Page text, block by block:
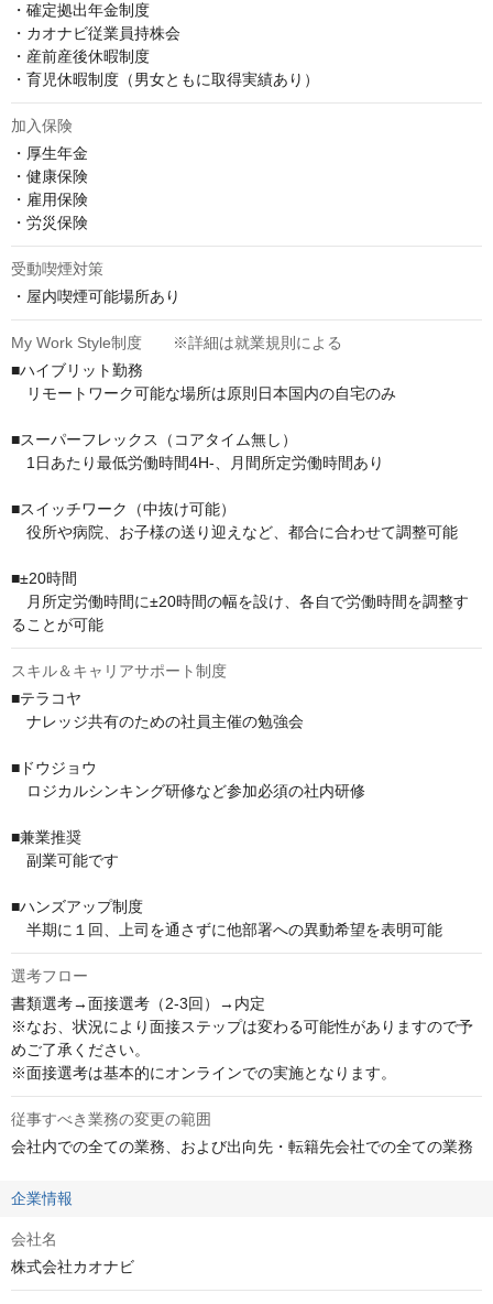
・確定拠出年金制度
・カオナビ従業員持株会
・産前産後休暇制度
・育児休暇制度（男女ともに取得実績あり）
加入保険
・厚生年金
・健康保険
・雇用保険
・労災保険
受動喫煙対策
・屋内喫煙可能場所あり
My Work Style制度 ※詳細は就業規則による
■ハイブリット勤務
リモートワーク可能な場所は原則日本国内の自宅のみ
■スーパーフレックス（コアタイム無し）
1日あたり最低労働時間4H-、月間所定労働時間あり
■スイッチワーク（中抜け可能）
役所や病院、お子様の送り迎えなど、都合に合わせて調整可能
■±20時間
月所定労働時間に±20時間の幅を設け、各自で労働時間を調整す
ることが可能
スキル＆キャリアサポート制度
■テラコヤ
ナレッジ共有のための社員主催の勉強会
■ドウジョウ
ロジカルシンキング研修など参加必須の社内研修
■兼業推奨
副業可能です
■ハンズアップ制度
半期に１回、上司を通さずに他部署への異動希望を表明可能
選考フロー
書類選考→面接選考（2-3回）→内定
※なお、状況により面接ステップは変わる可能性がありますので予
めご了承ください。
※面接選考は基本的にオンラインでの実施となります。
従事すべき業務の変更の範囲
会社内での全ての業務、および出向先・転籍先会社での全ての業務
企業情報
会社名
株式会社カオナビ